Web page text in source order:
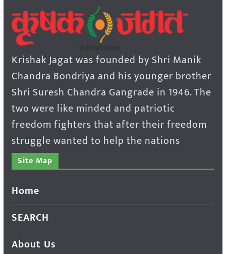
Krishak Jagat was founded by Shri Manik
Chandra Bondriya and his younger brother
Shri Suresh Chandra Gangrade in 1946. The
two were like minded and patriotic
freedom fighters that after their freedom
struggle wanted to help the nations
Site Map
Home
SEARCH
About Us